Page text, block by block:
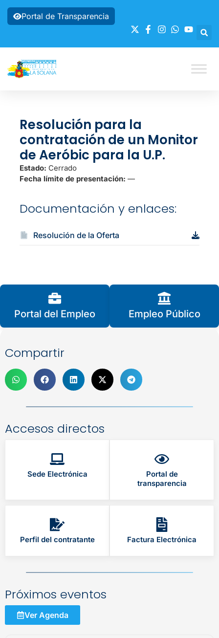
Portal de Transparencia
Resolución para la
contratación de un Monitor
de Aeróbic para la U.P.
Estado: Cerrado
Fecha límite de presentación: —
Documentación y enlaces:
Resolución de la Oferta
Portal del Empleo Empleo Público
Compartir
Accesos directos
Sede Electrónica
Portal de
transparencia
Perfil del contratante Factura Electrónica
Próximos eventos
Ver Agenda